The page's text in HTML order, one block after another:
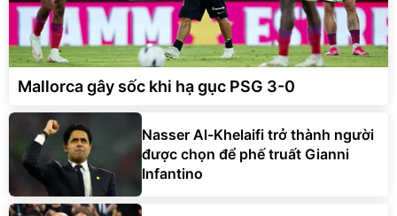
Mallorca gây sốc khi hạ gục PSG 3-0
Nasser Al-Khelaifi trở thành người
được chọn để phế truất Gianni
Infantino